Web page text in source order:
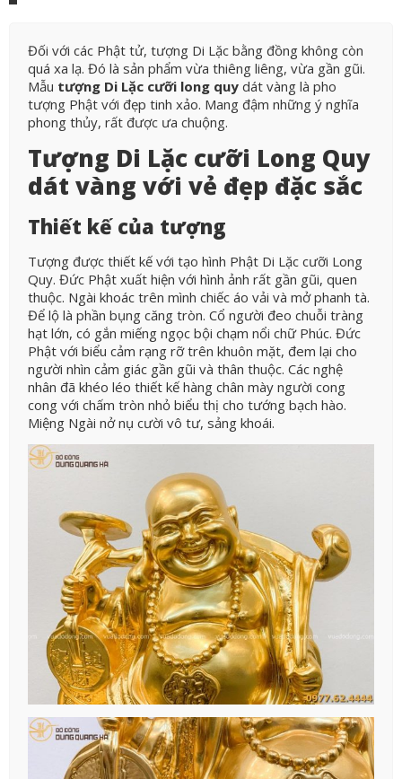
Đối với các Phật tử, tượng Di Lặc bằng đồng không còn
quá xa lạ. Đó là sản phẩm vừa thiêng liêng, vừa gần gũi.
Mẫu tượng Di Lặc cưỡi long quy dát vàng là pho
tượng Phật với đẹp tinh xảo. Mang đậm những ý nghĩa
phong thủy, rất được ưa chuộng.
Tượng Di Lặc cưỡi Long Quy
dát vàng với vẻ đẹp đặc sắc
Thiết kế của tượng
Tượng được thiết kế với tạo hình Phật Di Lặc cưỡi Long
Quy. Đức Phật xuất hiện với hình ảnh rất gần gũi, quen
thuộc. Ngài khoác trên mình chiếc áo vải và mở phanh tà.
Để lộ là phần bụng căng tròn. Cổ người đeo chuỗi tràng
hạt lớn, có gắn miếng ngọc bội chạm nổi chữ Phúc. Đức
Phật với biểu cảm rạng rỡ trên khuôn mặt, đem lại cho
người nhìn cảm giác gần gũi và thân thuộc. Các nghệ
nhân đã khéo léo thiết kế hàng chân mày người cong
cong với chấm tròn nhỏ biểu thị cho tướng bạch hào.
Miệng Ngài nở nụ cười vô tư, sảng khoái.